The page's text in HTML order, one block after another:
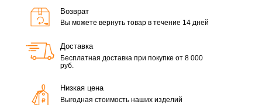
Возврат
Вы можете вернуть товар в течение 14 дней
Доставка
Бесплатная доставка при покупке от 8 000
руб.
Низкая цена
Выгодная стоимость наших изделий